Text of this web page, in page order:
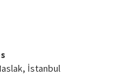
İstanbul